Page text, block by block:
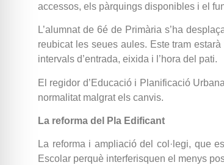
accessos, els pàrquings disponibles i el
L’alumnat de 6é de Primària s’ha
reubicat les seues aules. Este tram
intervals d’entrada, eixida i l’hora del pati.
El regidor d’Educació i Planificació
normalitat malgrat els canvis.
La reforma del Pla Edificant
La reforma i ampliació del col·legi, que
Escolar perquè interferisquen el menys